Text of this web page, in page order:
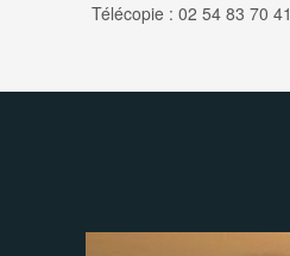
Télécopie : 02 54 83 70 41